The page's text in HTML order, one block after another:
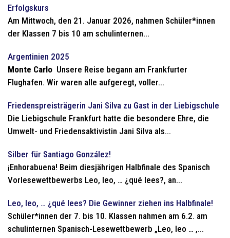
Erfolgskurs
Am Mittwoch, den 21. Januar 2026, nahmen Schüler*innen
der Klassen 7 bis 10 am schulinternen...
Argentinien 2025
Monte Carlo Unsere Reise begann am Frankfurter
Flughafen. Wir waren alle aufgeregt, voller...
Friedenspreisträgerin Jani Silva zu Gast in der Liebigschule
Die Liebigschule Frankfurt hatte die besondere Ehre, die
Umwelt- und Friedensaktivistin Jani Silva als...
Silber für Santiago González!
¡Enhorabuena! Beim diesjährigen Halbfinale des Spanisch
Vorlesewettbewerbs Leo, leo, … ¿qué lees?, an...
Leo, leo, … ¿qué lees? Die Gewinner ziehen ins Halbfinale!
Schüler*innen der 7. bis 10. Klassen nahmen am 6.2. am
schulinternen Spanisch-Lesewettbewerb „Leo, leo … ,...